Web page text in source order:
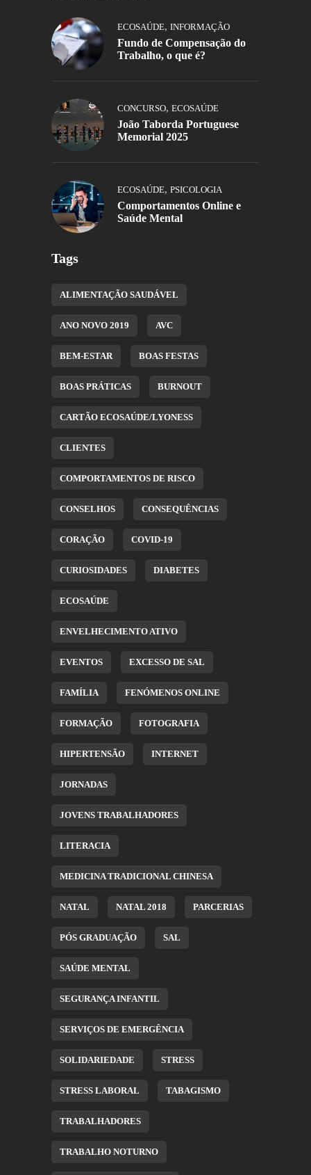
ECOSAÚDE, INFORMAÇÃO
Fundo de Compensação do
Trabalho, o que é?
CONCURSO, ECOSAÚDE
João Taborda Portuguese
Memorial 2025
ECOSAÚDE, PSICOLOGIA
Comportamentos Online e
Saúde Mental
Tags
ALIMENTAÇÃO SAUDÁVEL
ANO NOVO 2019 AVC
BEM-ESTAR BOAS FESTAS
BOAS PRÁTICAS BURNOUT
CARTÃO ECOSAÚDE/LYONESS
CLIENTES
COMPORTAMENTOS DE RISCO
CONSELHOS CONSEQUÊNCIAS
CORAÇÃO COVID-19
CURIOSIDADES DIABETES
ECOSAÚDE
ENVELHECIMENTO ATIVO
EVENTOS EXCESSO DE SAL
FAMÍLIA FENÓMENOS ONLINE
FORMAÇÃO FOTOGRAFIA
HIPERTENSÃO INTERNET
JORNADAS
JOVENS TRABALHADORES
LITERACIA
MEDICINA TRADICIONAL CHINESA
NATAL NATAL 2018 PARCERIAS
PÓS GRADUAÇÃO SAL
SAÚDE MENTAL
SEGURANÇA INFANTIL
SERVIÇOS DE EMERGÊNCIA
SOLIDARIEDADE STRESS
STRESS LABORAL TABAGISMO
TRABALHADORES
TRABALHO NOTURNO